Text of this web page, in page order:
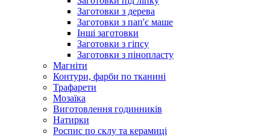
Заготовки з дерева
Заготовки з пап'є маше
Інші заготовки
Заготовки з гіпсу
Заготовки з пінопласту
Магніти
Контури, фарби по тканині
Трафарети
Мозаїка
Виготовлення годинників
Натирки
Роспис по склу та керамиці